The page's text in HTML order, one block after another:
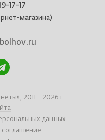
17-17
магазина)
2011 – 2026 г.
данных
соглашение